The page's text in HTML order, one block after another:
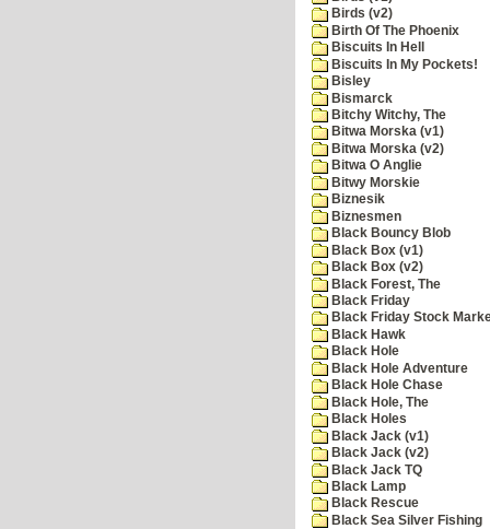
Birds (v2)
Birth Of The Phoenix
Biscuits In Hell
Biscuits In My Pockets!
Bisley
Bismarck
Bitchy Witchy, The
Bitwa Morska (v1)
Bitwa Morska (v2)
Bitwa O Anglie
Bitwy Morskie
Biznesik
Biznesmen
Black Bouncy Blob
Black Box (v1)
Black Box (v2)
Black Forest, The
Black Friday
Black Friday Stock
Black Hawk
Black Hole
Black Hole Adventure
Black Hole Chase
Black Hole, The
Black Holes
Black Jack (v1)
Black Jack (v2)
Black Jack TQ
Black Lamp
Black Rescue
Black Sea Silver Fishing